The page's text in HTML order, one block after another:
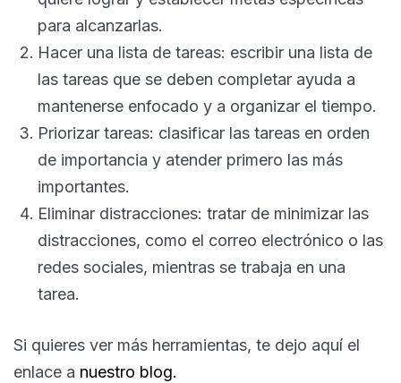
para alcanzarlas.
Hacer una lista de tareas: escribir una lista de
las tareas que se deben completar ayuda a
mantenerse enfocado y a organizar el tiempo.
Priorizar tareas: clasificar las tareas en orden
de importancia y atender primero las más
importantes.
Eliminar distracciones: tratar de minimizar las
distracciones, como el correo electrónico o las
redes sociales, mientras se trabaja en una
tarea.
Si quieres ver más herramientas, te dejo aquí el
enlace a nuestro blog.